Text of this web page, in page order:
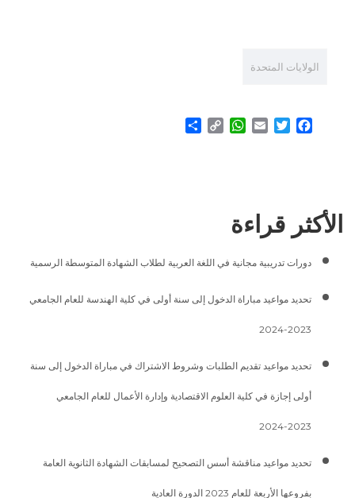
الولايات المتحدة
Facebook
Twitter
Email
WhatsApp
Copy
الأكثر قراءة
دورات تدريبية مجانية في اللغة العربية لطلاب الشهادة المتوسطة الرسمية
تحديد مواعيد مباراة الدخول إلى سنة أولى في كلية الهندسة للعام الجامعي
2023-2024
تحديد مواعيد تقديم الطلبات وشروط الاشتراك في مباراة الدخول إلى سنة
أولى إجازة في كلية العلوم الاقتصادية وإدارة الأعمال للعام الجامعي
2023-2024
تحديد مواعيد مناقشة أسس التصحيح لمسابقات الشهادة الثانوية العامة
بفروعها الأربعة للعام 2023 الدورة العادية